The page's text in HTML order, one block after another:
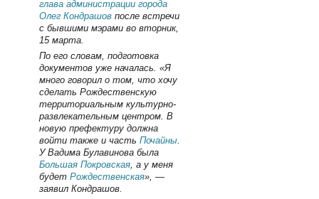
глава администрации города
Олег Кондрашов после встречи
с бывшими мэрами во вторник,
15 марта.
По его словам, подготовка
документов уже началась. «Я
много говорил о том, что хочу
сделать Рождественскую
территориальным культурно-
развлекательным центром. В
новую префектуру должна
войти также и частьПочайны.
У Вадима Булавинова была
Большая Покровская, а у меня
будетРождественская», —
заявил Кондрашов.